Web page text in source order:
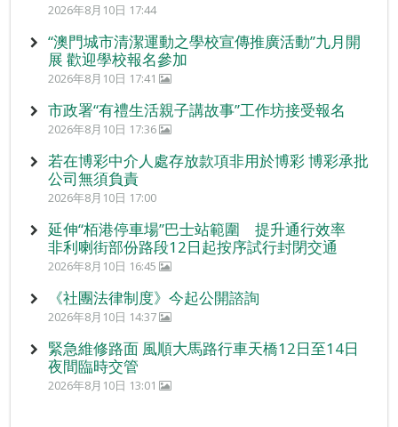
2026年8月10日 17:44
“澳門城市清潔運動之學校宣傳推廣活動”九月開
展 歡迎學校報名參加
2026年8月10日 17:41
市政署“有禮生活親子講故事”工作坊接受報名
2026年8月10日 17:36
若在博彩中介人處存放款項非用於博彩 博彩承批
公司無須負責
2026年8月10日 17:00
延伸“栢港停車場”巴士站範圍 提升通行效率
非利喇街部份路段12日起按序試行封閉交通
2026年8月10日 16:45
《社團法律制度》今起公開諮詢
2026年8月10日 14:37
緊急維修路面 風順大馬路行車天橋12日至14日
夜間臨時交管
2026年8月10日 13:01